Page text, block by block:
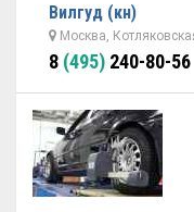
Вилгуд (кн)
Москва,
8 (495) 240-80-56